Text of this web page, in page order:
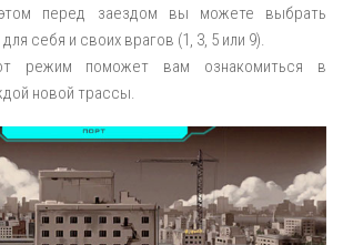
перед заездом вы можете выбрать
себя и своих врагов (1, 3, 5 или 9).
режим поможет вам ознакомиться в
новой трассы.